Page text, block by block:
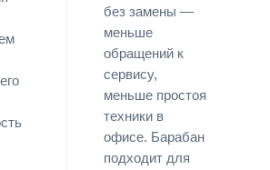
без замены —
меньше
обращений к
сервису,
меньше простоя
техники в
офисе. Барабан
подходит для